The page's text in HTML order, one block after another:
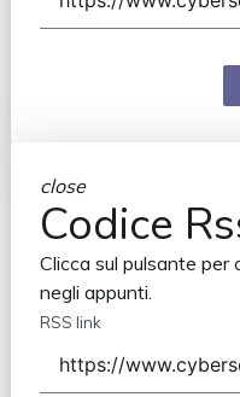
close
Codice
Clicca sul pulsante per
negli appunti.
RSS link